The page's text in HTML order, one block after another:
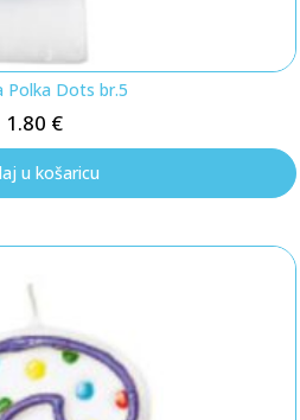
Polka Dots br.5
1.80 €
u košaricu